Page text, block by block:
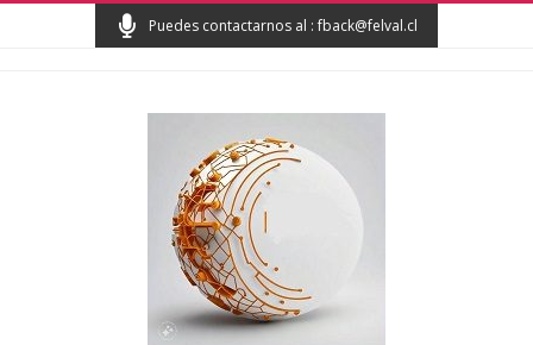
Puedes contactarnos al : fback@felval.cl